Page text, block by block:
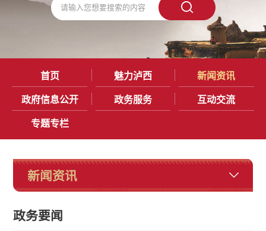
首页 魅力泸西 新闻资讯
政府信息公开 政务服务 互动交流
专题专栏
新闻资讯
政务要闻